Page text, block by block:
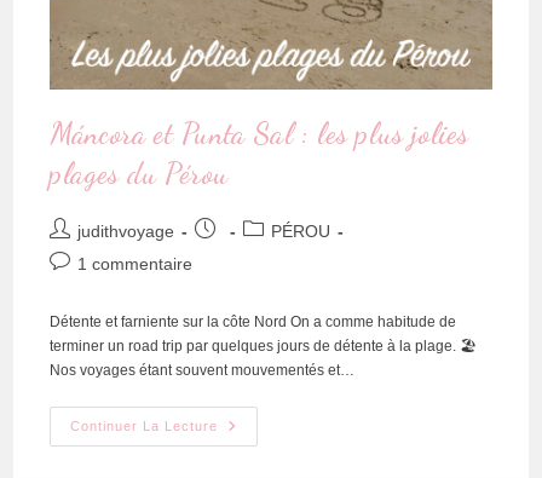
Máncora et Punta Sal : les plus jolies
plages du Pérou
judithvoyage
PÉROU
1 commentaire
Détente et farniente sur la côte Nord On a comme habitude de
terminer un road trip par quelques jours de détente à la plage. 🏖
Nos voyages étant souvent mouvementés et…
Continuer La Lecture